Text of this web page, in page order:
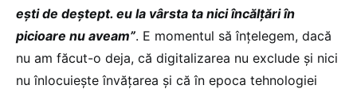
eşti de deştept. eu la vârsta ta nici încălţări în
picioare nu aveam”. E momentul să înţelegem, dacă
nu am făcut-o deja, că digitalizarea nu exclude şi nici
nu înlocuieşte învăţarea şi că în epoca tehnologiei